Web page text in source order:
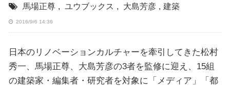
馬場正尊 , ユウブックス , 大島芳彦 , 建築
2016/9/6 14:36
日本のリノベーションカルチャーを牽引してきた松村
秀一、馬場正尊、大島芳彦の3者を監修に迎え、15組
の建築家・編集者・研究者を対象に「メディア」「都